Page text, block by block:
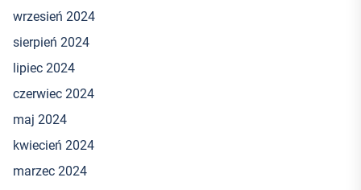
wrzesień 2024
sierpień 2024
lipiec 2024
czerwiec 2024
maj 2024
kwiecień 2024
marzec 2024